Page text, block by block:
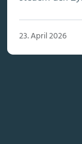
23. April 2026